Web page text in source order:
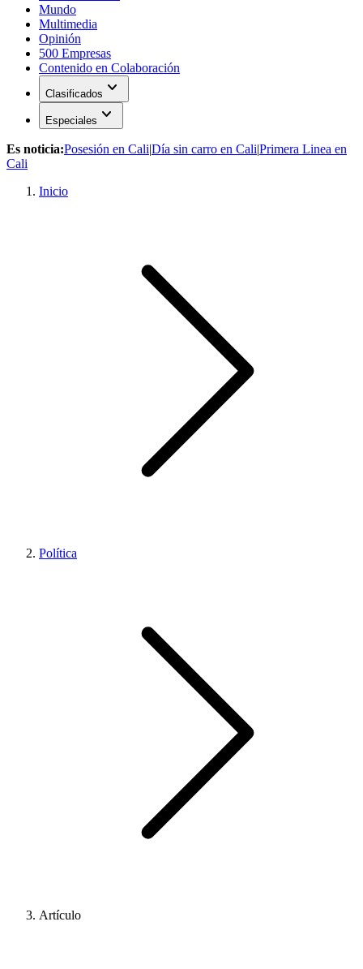
Mundo
Multimedia
Opinión
500 Empresas
Contenido en Colaboración
Clasificados expand_more
Especiales expand_more
Es noticia:Posesión en Cali|Día sin carro en Cali|Primera Linea en
Cali
Inicio
Política
Artículo